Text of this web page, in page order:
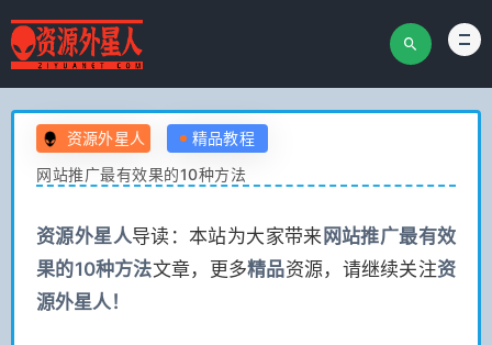
资源外星人
精品教程
网站推广最有效果的10种方法
资源外星人导读：本站为大家带来 网站推广最有效
果的10种方法文章，更多精品资源，请继续关注资
源外星人！